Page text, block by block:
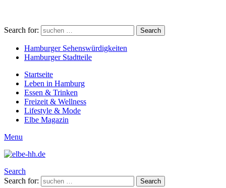
Search for: Search
Hamburger Sehenswürdigkeiten
Hamburger Stadtteile
Startseite
Leben in Hamburg
Essen & Trinken
Freizeit & Wellness
Lifestyle & Mode
Elbe Magazin
Menu
Search
Search for:
Search